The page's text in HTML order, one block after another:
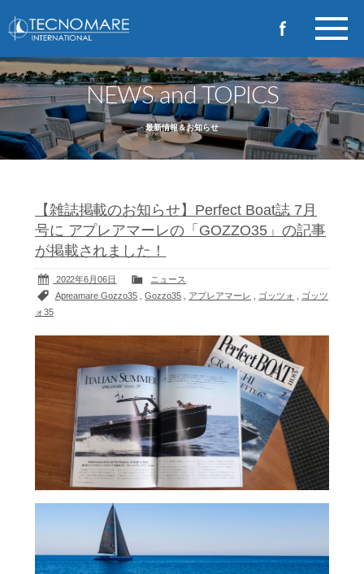
NEWS and TOPICS
最新情報＆お知らせ
【雑誌掲載のお知らせ】Perfect Boat誌 7月
号に アプレアマーレの「GOZZO35」の記事
が掲載されました！
2022年6月06日
ニュース
Apreamare Gozzo35 ,Gozzo35 アプレアマーレ ゴッツォ
ゴッツ
ォ35